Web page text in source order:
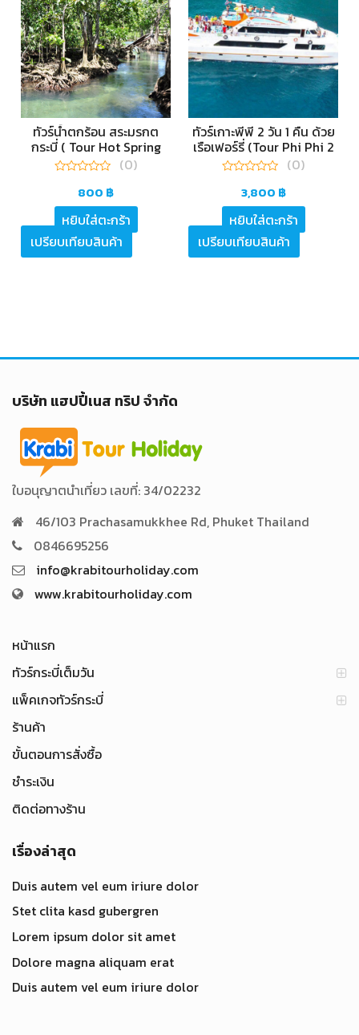
ทัวร์น้ำตกร้อน สระมรกต
กระบี่ ( Tour Hot Spring
Waterfall – Emerald Pool
)
(0)
800 ฿
หยิบใส่ตะกร้า
เปรียบเทียบสินค้า
ทัวร์เกาะพีพี 2 วัน 1 คืน ด้วย
เรือเฟอร์รี่ (Tour Phi Phi 2
days 1 Night by Ferry
Boat)
(0)
3,800 ฿
หยิบใส่ตะกร้า
เปรียบเทียบสินค้า
บริษัท แฮปปี้เนส ทริป จำกัด
ใบอนุญาตนำเที่ยว เลขที่: 34/02232
46/103 Prachasamukkhee Rd, Phuket Thailand
0846695256
info@krabitourholiday.com
www.krabitourholiday.com
หน้าแรก
ทัวร์กระบี่เต็มวัน
แพ็คเกจทัวร์กระบี่
ร้านค้า
ขั้นตอนการสั่งซื้อ
ชำระเงิน
ติดต่อทางร้าน
เรื่องล่าสุด
Duis autem vel eum iriure dolor
Stet clita kasd gubergren
Lorem ipsum dolor sit amet
Dolore magna aliquam erat
Duis autem vel eum iriure dolor